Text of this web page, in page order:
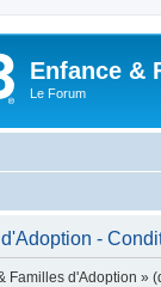
Enfance &
Le Forum
-
Familles d'Adoption »